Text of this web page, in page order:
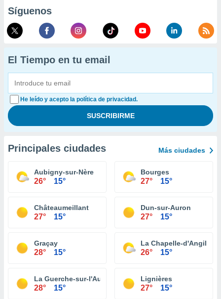
Síguenos
El Tiempo en tu email
He leído y acepto la política de privacidad.
Principales ciudades Más ciudades
Aubigny-sur-Nère
26° 15°
Bourges
27° 15°
Châteaumeillant
27° 15°
Dun-sur-Auron
27° 15°
Graçay
28° 15°
La Chapelle-d'Angillon
26° 15°
La Guerche-sur-l'Aubois
28° 15°
Lignières
27° 15°